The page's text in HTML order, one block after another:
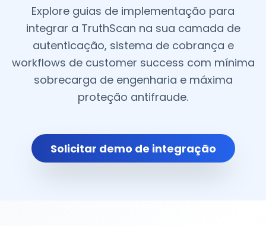
Explore guias de implementação para
integrar a TruthScan na sua camada de
autenticação, sistema de cobrança e
workflows de customer success com mínima
sobrecarga de engenharia e máxima
proteção antifraude.
Solicitar demo de integração